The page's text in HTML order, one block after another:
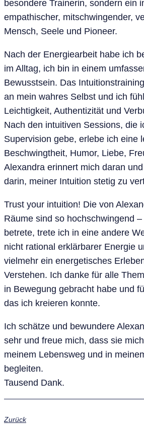
besondere Trainerin, sondern ein
empathischer, mitschwingender,
Mensch, Seele und Pioneer.
Nach der Energiearbeit habe ich
im Alltag, ich bin in einem
Bewusstsein. Das
an mein wahres Selbst und ich
Leichtigkeit, Authentizität und
Nach den intuitiven Sessions, die
Supervision gebe, erlebe ich eine
Beschwingtheit, Humor, Liebe,
Alexandra erinnert mich daran
darin, meiner Intuition stetig zu
Trust your intuition! Die von
Räume sind so hochschwingend
betrete, trete ich in eine andere
nicht rational erklärbarer Energie
vielmehr ein energetisches
Verstehen. Ich danke für alle
in Bewegung gebracht habe und
das ich kreieren konnte.
Ich schätze und bewundere
sehr und freue mich, dass sie
meinem Lebensweg und in
begleiten.
Tausend Dank.
Zurück